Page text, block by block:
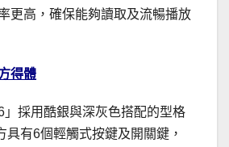
更高，確保能夠讀取及流暢播放
得體
」採用酷銀與深灰色搭配的型格
具有6個輕觸式按鍵及開關鍵，